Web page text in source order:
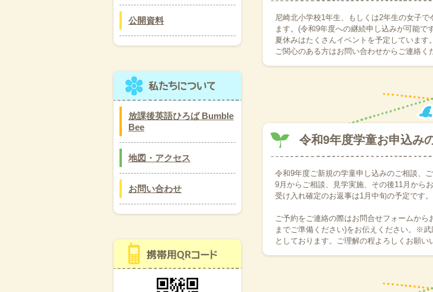
してください。おやすみにする場合もご一
2024.05.28
尼北小学校へは大雨による下校時間の変更
ど、システムかラインにて必ずご連絡いただ
明日、小学校登校時に大雨警報が発令され
が休校になった場合、バンブルビーは9時
になった場合も順次対応致します。(各学校
2021.05.21
本日、9時時点で警報が継続されて各小学校
尼崎北小学校児童1名募集。1、2年生に限り
2021.02.08
令和3年度学童新規お申し込み受付は、一旦
2020.10.17
令和3年度学童お申込みに向けた見学、ご相
あるご質問に載せていますので、ご参考に下
尼崎北小学校1年生、もしくは2年生の女子
ます。(令和9年度への継続申し込みが可能で
夏休みはたくさんイベントを予定しています
ご関心のある方はお問い合わせからご連絡く
令和9年度学童お申込み
令和9年度ご新規の学童申し込みのご相談、
9月からご相談、見学実施、その後11月から
受け入れ確定のお返事は1月中旬の予定です。
ご予約をご連絡の際はお問合せフォームか
までご準備ください)をお伝えください。※
としております。ご理解の程よろしくお願い
公開資料
放課後英語ひろば Bumble
Bee
地図・アクセス
お問い合わせ